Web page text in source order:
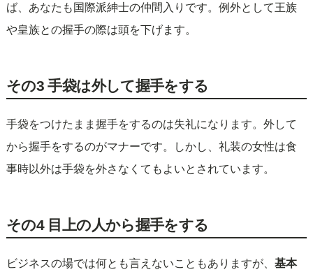
ば、あなたも国際派紳士の仲間入りです。例外として王族
や皇族との握手の際は頭を下げます。
その3 手袋は外して握手をする
手袋をつけたまま握手をするのは失礼になります。外して
から握手をするのがマナーです。しかし、礼装の女性は食
事時以外は手袋を外さなくてもよいとされています。
その4 目上の人から握手をする
ビジネスの場では何とも言えないこともありますが、 基本